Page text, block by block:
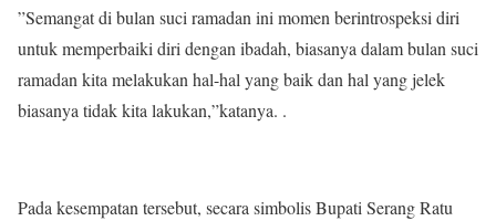
”Semangat di bulan suci ramadan ini momen berintrospeksi diri
untuk memperbaiki diri dengan ibadah, biasanya dalam bulan suci
ramadan kita melakukan hal-hal yang baik dan hal yang jelek
biasanya tidak kita lakukan,”katanya. .
Pada kesempatan tersebut, secara simbolis Bupati Serang Ratu